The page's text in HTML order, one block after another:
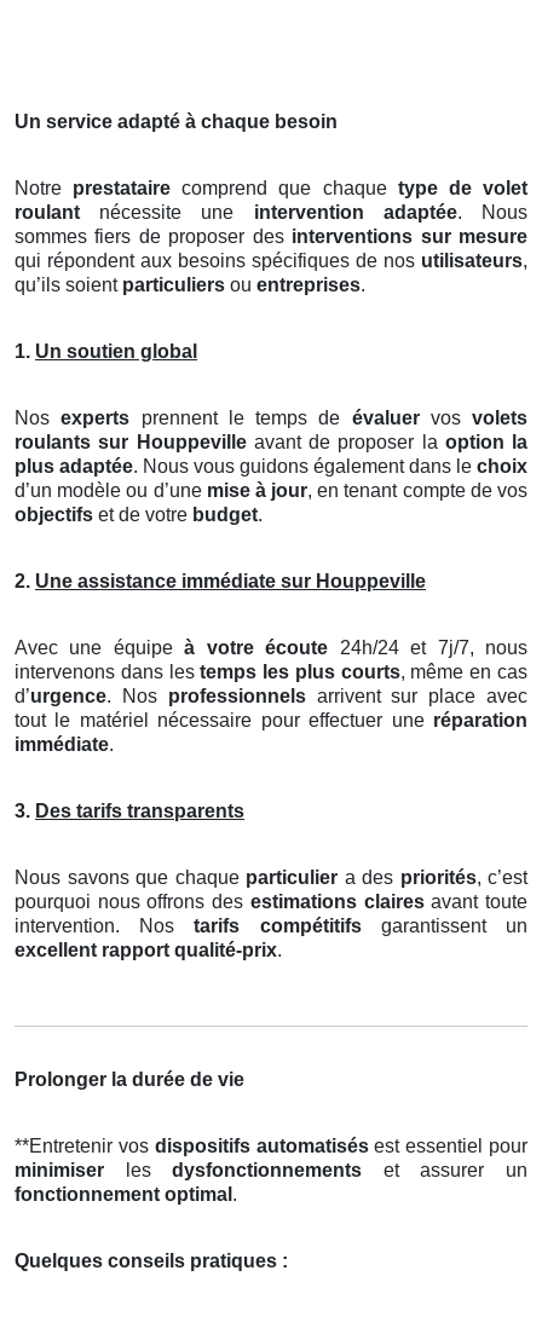
Un service adapté à chaque besoin
Notre prestataire comprend que chaque type de volet
roulant nécessite une intervention adaptée. Nous
sommes fiers de proposer des interventions sur mesure
qui répondent aux besoins spécifiques de nos utilisateurs,
qu’ils soient particuliers ou entreprises.
1. Un soutien global
Nosexperts prennent le temps de évaluervos volets
roulants sur Houppeville avant de proposer la option la
plus adaptée. Nous vous guidons également dans le choix
d’un modèle ou d’une mise à jour, en tenant compte de vos
objectifs et de votre budget.
2. Une assistance immédiate sur Houppeville
Avec une équipeà votre écoute 24h/24 et 7j/7, nous
intervenons dans lestemps les plus courts, même en cas
d’urgence. Nos professionnelsarrivent sur place avec
tout le matériel nécessaire pour effectuer une réparation
immédiate.
3. Des tarifs transparents
Nous savons que chaque particulier a des priorités, c’est
pourquoi nous offrons des estimations clairesavant toute
intervention. Nostarifs compétitifsgarantissent un
excellent rapport qualité-prix.
Prolonger la durée de vie
**Entretenir vos dispositifs automatisésest essentiel pour
minimiser lesdysfonctionnements et assurer un
fonctionnement optimal .
Quelques conseils pratiques :